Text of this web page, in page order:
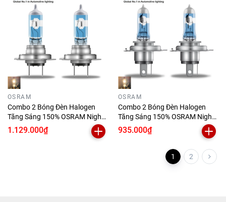
OSRAM
Combo 2 Bóng Đèn Halogen
Tăng Sáng 150% OSRAM Night
Breaker Laser H7 12V 55W
1.129.000₫
OSRAM
Combo 2 Bóng Đèn Halogen
Tăng Sáng 150% OSRAM Night
Breaker Laser H4 12V 60/55W
935.000₫
1 2